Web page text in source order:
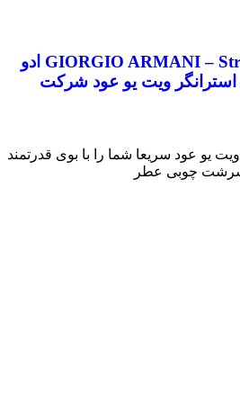
GIORGIO ARMANI – Stronger With You Oud ادو
استرانگر ویت یو عود شرکت
یو عود سریعا شما را با بوی قدرتمند
سرشت چوبی عطر